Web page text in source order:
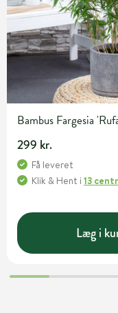
Bambus Fargesia
299 kr.
Få leveret
Klik & Hent i 13
Læg i